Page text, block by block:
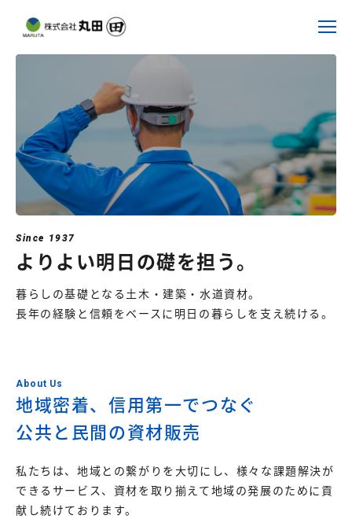
Since 1937
よりよい明日の礎を担う。
暮らしの基礎となる土木・建築・水道資材。
長年の経験と信頼をベースに明日の暮らしを支え続ける。
About Us
地域密着、信用第一でつなぐ
公共と民間の資材販売
私たちは、地域との繋がりを大切にし、様々な課題解決が
できるサービス、資材を取り揃えて地域の発展のために貢
献し続けております。